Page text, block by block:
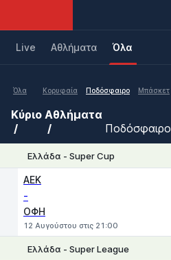
Live Aθλήματα Όλα
Όλα Κορυφαία Ποδόσφαιρο Μπάσκετ
Κύριο Αθλήματα
Ποδόσφαιρο
Ελλάδα - Super Cup
ΑΕΚ
-
ΟΦΗ
12 Αυγούστου στις 21:00
Ελλάδα - Super League